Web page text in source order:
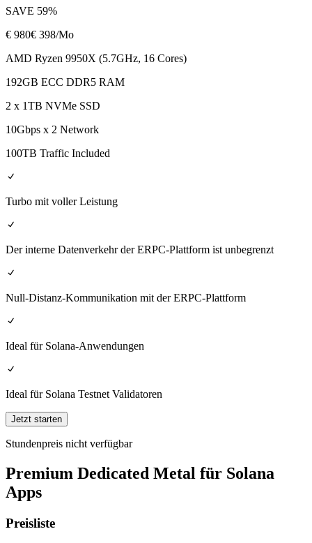
SAVE 59%
€ 980€ 398/Mo
AMD Ryzen 9950X (5.7GHz, 16 Cores)
192GB ECC DDR5 RAM
2 x 1TB NVMe SSD
10Gbps x 2 Network
100TB Traffic Included
Turbo mit voller Leistung
Der interne Datenverkehr der ERPC-Plattform ist unbegrenzt
Null-Distanz-Kommunikation mit der ERPC-Plattform
Ideal für Solana-Anwendungen
Ideal für Solana Testnet Validatoren
Jetzt starten
Stundenpreis nicht verfügbar
Premium Dedicated Metal für Solana
Apps
Preisliste